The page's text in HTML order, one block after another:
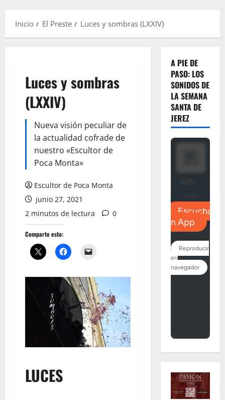
Inicio
El Preste Luces y sombras (LXXIV)
Luces y sombras
(LXXIV)
Nueva visión peculiar de
la actualidad cofrade de
nuestro «Escultor de
Poca Monta»
Escultor de Poca Monta
junio 27, 2021
2 minutos de lectura
0
Comparte esto:
LUCES
A PIE DE
PASO: LOS
SONIDOS DE
LA SEMANA
SANTA DE
JEREZ